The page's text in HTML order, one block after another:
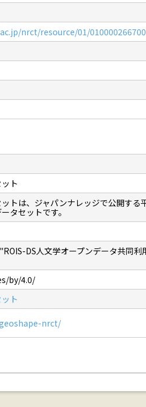
nrct/resource/01/
ト
トは、ジャパンナレッジで公開す
タセットです。
DS人文学オープンデータ共同利
by/4.0/
ト
nrct/